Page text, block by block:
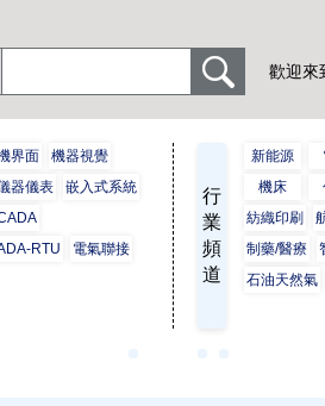
歡迎來
界面
機器視覺
器儀表
嵌入式系統
RTU
電氣聯接
行
業
頻
道
新能源
機床
紡織印刷
制藥/醫療
石油天然氣